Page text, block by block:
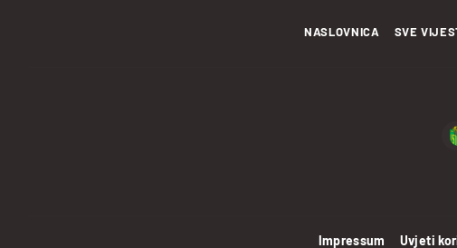
NASLOVNICA SVE
Impressum Uvjeti